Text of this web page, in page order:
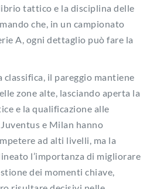
tattico e la disciplina delle
che, in un campionato
A, ogni dettaglio può fare la
il pareggio mantiene
zone alte, lasciando aperta la
e la qualificazione alle
e Milan hanno
ad alti livelli, ma la
l’importanza di migliorare
dei momenti chiave,